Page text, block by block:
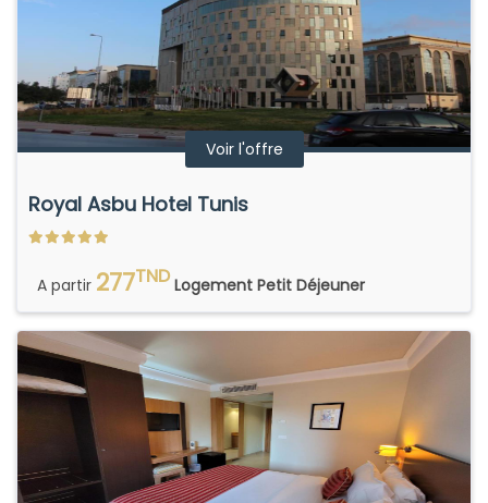
Voir l'offre
Royal Asbu Hotel Tunis
A partir 277TND Logement Petit Déjeuner